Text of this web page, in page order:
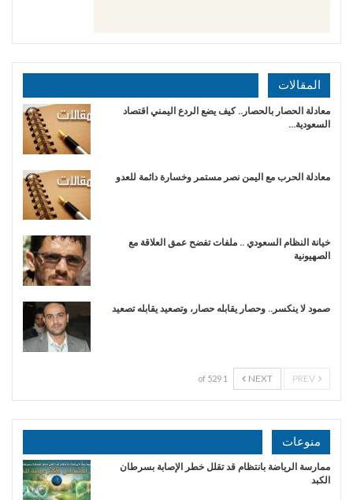
المقالات
معادلة الحصار بالحصار.. كيف يضع الردع اليمني اقتصاد
السعودية…
​معادلة الحرب مع اليمن نصر مستمر وخسارة دائمة للعدو
خيانة النظام السعودي .. ملفات تفضح عمق العلاقة مع
الصهيونية
صمود لا ينكسر.. وحصار يقابله حصار، وتصعيد يقابله تصعيد
NEXT
1 of 529
منوعات
ممارسة الرياضة بانتظام قد تقلل خطر الإصابة بسرطان
الكبد